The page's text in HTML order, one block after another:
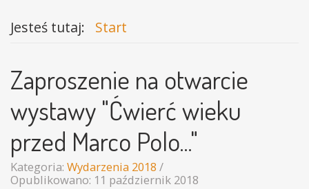
Jesteś tutaj: Start
Zaproszenie na otwarcie
wystawy "Ćwierć wieku
przed Marco Polo..."
Kategoria: Wydarzenia 2018
Opublikowano: 11 październik 2018